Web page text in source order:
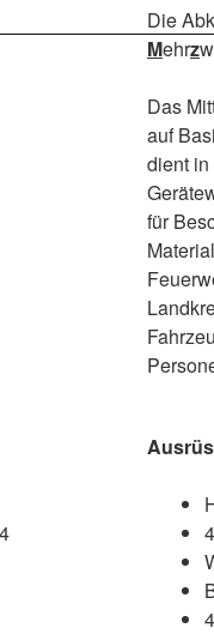
Die
Mehrz
Das
auf
dient
für